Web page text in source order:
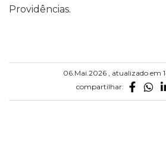
06.Mai.2026 , atualizado em
compartilhar: